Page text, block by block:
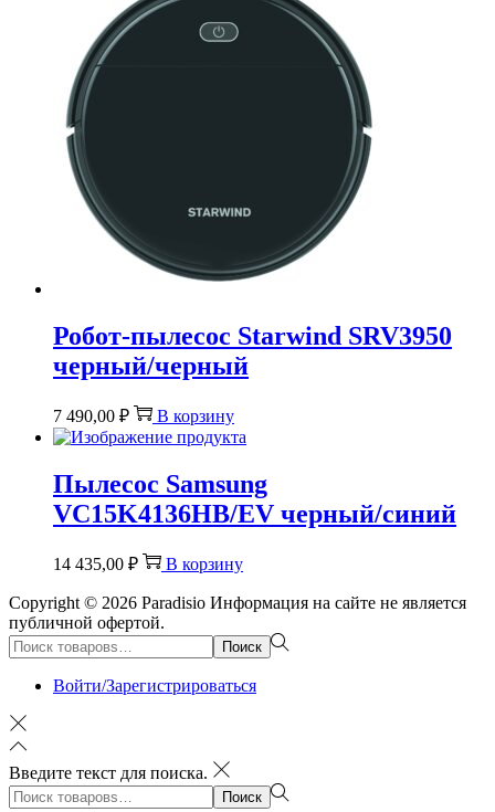
Робот-пылесос Starwind SRV3950
черный/черный
7 490,00 ₽ В корзину
Пылесос Samsung
VC15K4136HB/EV черный/синий
14 435,00 ₽ В корзину
Copyright © 2026 Paradisio Информация на сайте не является
публичной офертой.
Поиск:>
Поиск
Войти/Зарегистрироваться
Введите текст для поиска.
Поиск:>
Поиск